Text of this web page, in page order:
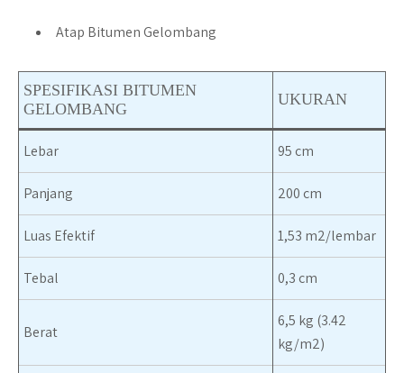
Atap Bitumen Gelombang
SPESIFIKASI BITUMEN
GELOMBANG
UKURAN
Lebar 95 cm
Panjang 200 cm
Luas Efektif 1,53 m2/lembar
Tebal 0,3 cm
Berat
6,5 kg (3.42
kg/m2)